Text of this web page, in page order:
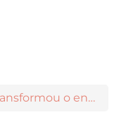
Maria Lúcia de Arruda Aranha transformou o ensino de Filosofia no Brasil